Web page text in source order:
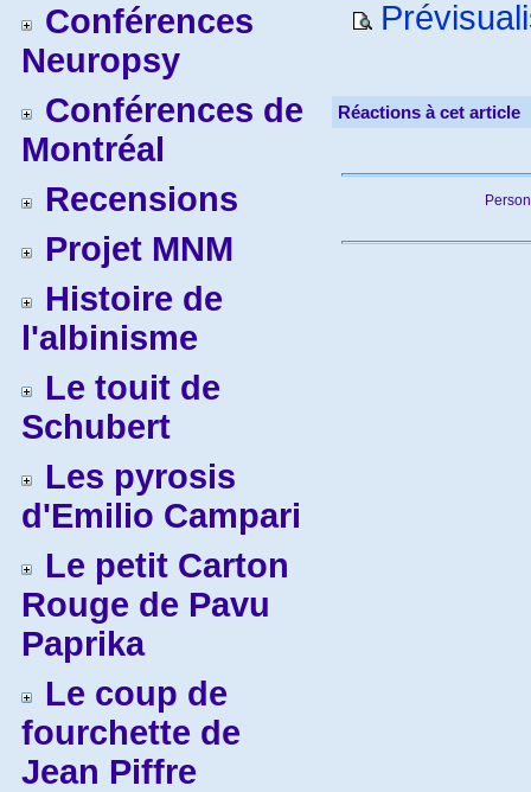
Conférences
Neuropsy
Conférences de
Montréal
Recensions
Projet MNM
Histoire de
l'albinisme
Le touit de
Schubert
Les pyrosis
d'Emilio Campari
Le petit Carton
Rouge de Pavu
Paprika
Le coup de
fourchette de
Jean Piffre
Réactions à cet article